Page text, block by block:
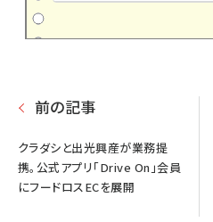
前の記事
クラダシと出光興産が業務提
携。公式アプリ「Drive On」会員
にフードロスECを展開